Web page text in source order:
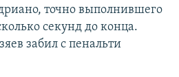
точно выполнившего
секунд до конца.
забил с пенальти